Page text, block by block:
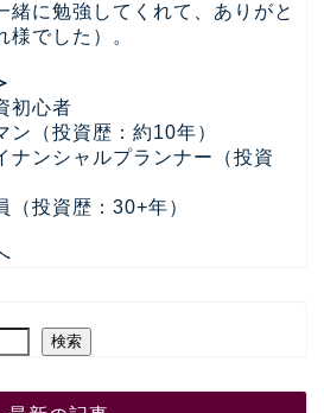
緒に勉強してくれて、ありがと
様でした）。
初心者
ン（投資歴：約10年）
ナンシャルプランナー（投資
（投資歴：30+年）
検索